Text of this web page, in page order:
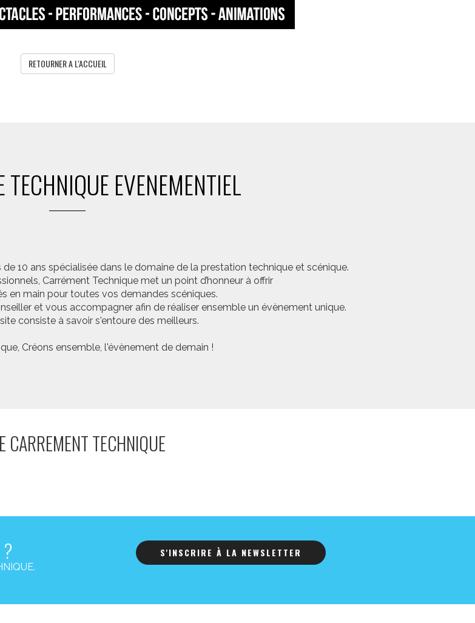
RETOURNER A L'ACCUEIL
TECHNIQUE EVENEMENTIEL
10 ans spécialisée dans le domaine de la prestation technique et scénique.
Carrément Technique met un point d’honneur à offrir
en main pour toutes vos demandes scéniques.
et vous accompagner afin de réaliser ensemble un évènement unique.
consiste à savoir s'entoure des meilleurs.
Créons ensemble, l'évènement de demain !
CARREMENT TECHNIQUE
S'INSCRIRE À LA NEWSLETTER